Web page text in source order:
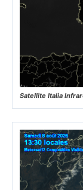
Satellite Italia